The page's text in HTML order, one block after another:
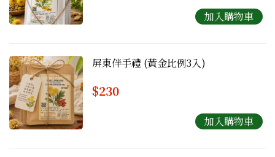
屏東伴手禮 (黃金比例3入)
$230